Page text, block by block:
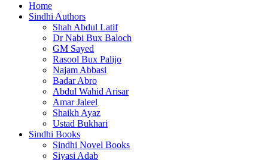
Home
Sindhi Authors
Shah Abdul Latif
Dr Nabi Bux Baloch
GM Sayed
Rasool Bux Palijo
Najam Abbasi
Badar Abro
Abdul Wahid Arisar
Amar Jaleel
Shaikh Ayaz
Ustad Bukhari
Sindhi Books
Sindhi Novel Books
Siyasi Adab